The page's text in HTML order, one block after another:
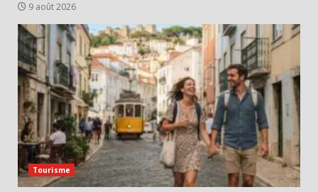
9 août 2026
Tourisme